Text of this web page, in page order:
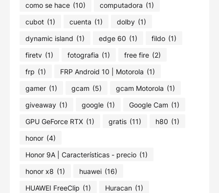
como se hace (10) computadora (1)
cubot (1) cuenta (1) dolby (1)
dynamic island (1) edge 60 (1) fildo (1)
firetv (1) fotografia (1) free fire (2)
frp (1) FRP Android 10 | Motorola (1)
gamer (1) gcam (5) gcam Motorola (1)
giveaway (1) google (1) Google Cam (1)
GPU GeForce RTX (1) gratis (11) h80 (1)
honor (4)
Honor 9A | Características - precio (1)
honor x8 (1) huawei (16)
HUAWEI FreeClip (1) Huracan (1)